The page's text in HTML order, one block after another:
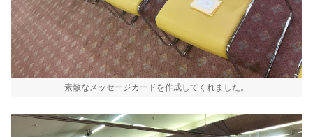
素敵なメッセージカードを作成してくれました。